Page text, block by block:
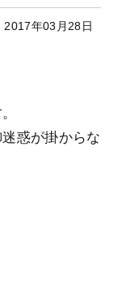
2017年03月28日
惑が掛からな